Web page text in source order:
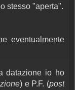
stesso "aperta".
eventualmente
datazione io ho
) e P.F. (post